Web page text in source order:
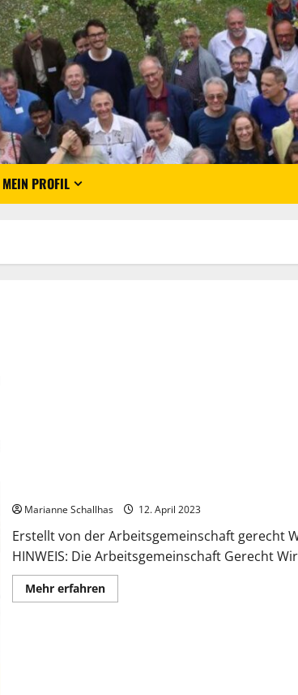
MEIN PROFIL
Marianne Schallhas 12. April 2023
Erstellt von der Arbeitsgemeinschaft gerecht
HINWEIS: Die Arbeitsgemeinschaft Gerecht
Mehr erfahrenMehr
Informationen